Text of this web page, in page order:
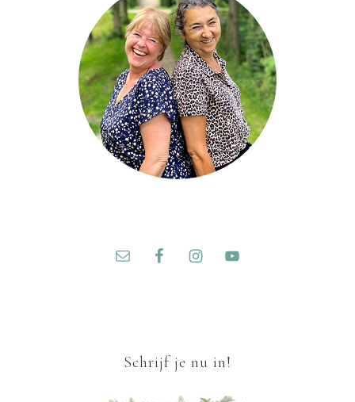
Schrijf je nu in!